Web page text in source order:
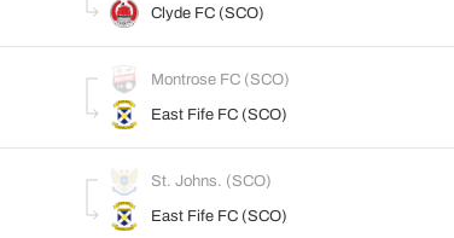
Clyde FC (SCO)
Montrose FC (SCO)
East Fife FC (SCO)
St. Johns. (SCO)
East Fife FC (SCO)